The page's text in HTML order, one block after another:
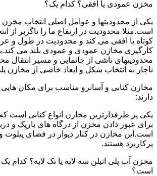
مخزن عمودی یا افقی؟ کدام یک؟
یکی از محدودیتها و عوامل اصلی انتخاب
است.مثلا محدودیت در ارتفاع ما را ناگزیر از
کوتاه یا افقی می کند و محدودیت در طول و
کارگیری مخازن عمودی و عمودی بلند می
محدودیتهای ناشی از جانمایی و مسیر انتقال
ناچار به انتخاب شکل و ابعاد خاصی از مخازن
مخازن کتابی و آسانرو مناسب برای مکان
دارند:
یکی پر طرفدارترین مخازن انواع کتابی است
برای عبور دادن مخزن از درگاه های باریک و
است.این مخازن در کنار دیوار در فضای پیلوت و
پرکاربرد هستند.
مخزن آب پلی اتیلن سه لایه یا تک لایه؟ کدام
است؟